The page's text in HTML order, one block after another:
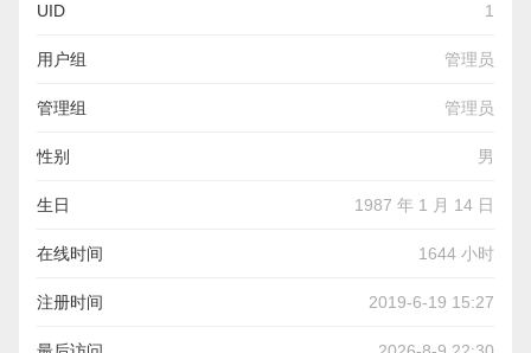
UID 1
用户组 管理员
管理组 管理员
性别 男
生日 1987 年 1 月 14 日
在线时间 1644 小时
注册时间 2019-6-19 15:27